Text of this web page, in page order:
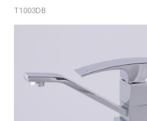
T1003DB